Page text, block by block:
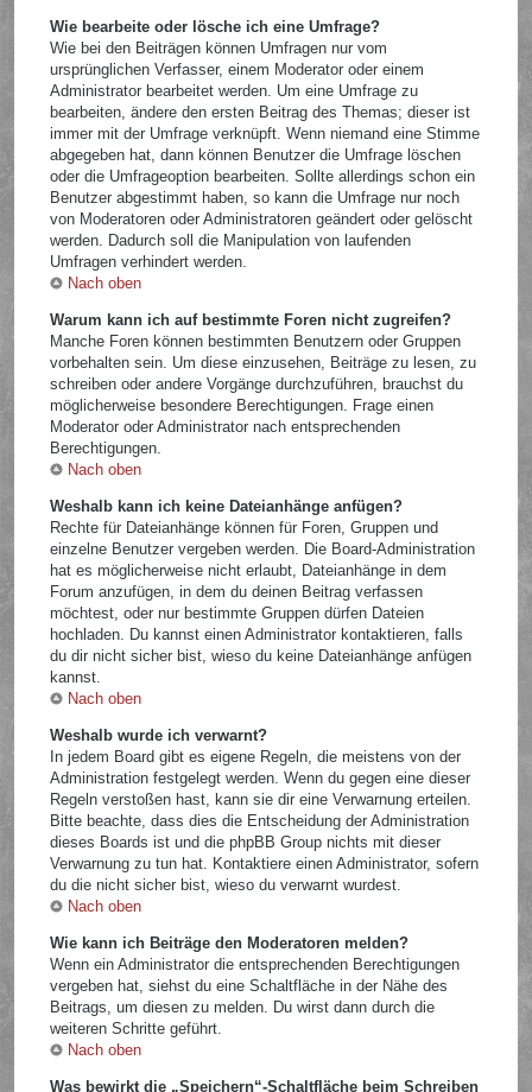
Wie bearbeite oder lösche ich eine Umfrage?
Wie bei den Beiträgen können Umfragen nur vom
ursprünglichen Verfasser, einem Moderator oder einem
Administrator bearbeitet werden. Um eine Umfrage zu
bearbeiten, ändere den ersten Beitrag des Themas; dieser ist
immer mit der Umfrage verknüpft. Wenn niemand eine Stimme
abgegeben hat, dann können Benutzer die Umfrage löschen
oder die Umfrageoption bearbeiten. Sollte allerdings schon ein
Benutzer abgestimmt haben, so kann die Umfrage nur noch
von Moderatoren oder Administratoren geändert oder gelöscht
werden. Dadurch soll die Manipulation von laufenden
Umfragen verhindert werden.
Nach oben
Warum kann ich auf bestimmte Foren nicht zugreifen?
Manche Foren können bestimmten Benutzern oder Gruppen
vorbehalten sein. Um diese einzusehen, Beiträge zu lesen, zu
schreiben oder andere Vorgänge durchzuführen, brauchst du
möglicherweise besondere Berechtigungen. Frage einen
Moderator oder Administrator nach entsprechenden
Berechtigungen.
Nach oben
Weshalb kann ich keine Dateianhänge anfügen?
Rechte für Dateianhänge können für Foren, Gruppen und
einzelne Benutzer vergeben werden. Die Board-Administration
hat es möglicherweise nicht erlaubt, Dateianhänge in dem
Forum anzufügen, in dem du deinen Beitrag verfassen
möchtest, oder nur bestimmte Gruppen dürfen Dateien
hochladen. Du kannst einen Administrator kontaktieren, falls
du dir nicht sicher bist, wieso du keine Dateianhänge anfügen
kannst.
Nach oben
Weshalb wurde ich verwarnt?
In jedem Board gibt es eigene Regeln, die meistens von der
Administration festgelegt werden. Wenn du gegen eine dieser
Regeln verstoßen hast, kann sie dir eine Verwarnung erteilen.
Bitte beachte, dass dies die Entscheidung der Administration
dieses Boards ist und die phpBB Group nichts mit dieser
Verwarnung zu tun hat. Kontaktiere einen Administrator, sofern
du die nicht sicher bist, wieso du verwarnt wurdest.
Nach oben
Wie kann ich Beiträge den Moderatoren melden?
Wenn ein Administrator die entsprechenden Berechtigungen
vergeben hat, siehst du eine Schaltfläche in der Nähe des
Beitrags, um diesen zu melden. Du wirst dann durch die
weiteren Schritte geführt.
Nach oben
Was bewirkt die „Speichern“-Schaltfläche beim Schreiben